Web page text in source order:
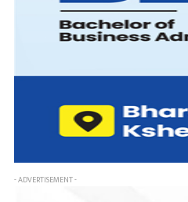
- ADVERTISEMENT -